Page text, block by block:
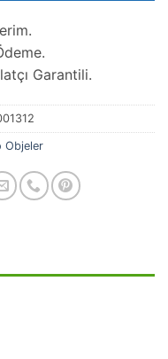
Garantili.
Objeler